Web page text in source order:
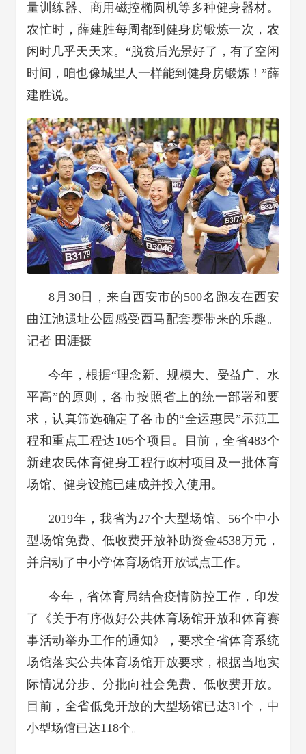
量训练器、商用磁控椭圆机等多种健身器材。
农忙时，薛建胜每周都到健身房锻炼一次，农
闲时几乎天天来。“脱贫后光景好了，有了空闲
时间，咱也像城里人一样能到健身房锻炼！”薛
建胜说。
8月30日，来自西安市的500名跑友在西安
曲江池遗址公园感受西马配套赛带来的乐趣。
记者 田涯摄
今年，根据“理念新、规模大、受益广、水
平高”的原则，各市按照省上的统一部署和要
求，认真筛选确定了各市的“全运惠民”示范工
程和重点工程达105个项目。目前，全省483个
新建农民体育健身工程行政村项目及一批体育
场馆、健身设施已建成并投入使用。
2019年，我省为27个大型场馆、56个中小
型场馆免费、低收费开放补助资金4538万元，
并启动了中小学体育场馆开放试点工作。
今年，省体育局结合疫情防控工作，印发
了《关于有序做好公共体育场馆开放和体育赛
事活动举办工作的通知》，要求全省体育系统
场馆落实公共体育场馆开放要求，根据当地实
际情况分步、分批向社会免费、低收费开放。
目前，全省低免开放的大型场馆已达31个，中
小型场馆已达118个。